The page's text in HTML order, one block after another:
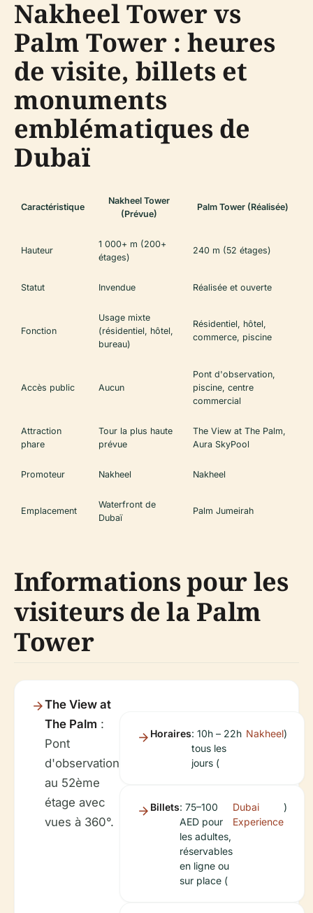
Nakheel Tower vs
Palm Tower : heures
de visite, billets et
monuments
emblématiques de
Dubaï
Caractéristique
Nakheel Tower
(Prévue)
Palm Tower (Réalisée)
Hauteur
1 000+ m (200+
étages)
240 m (52 étages)
Statut Invendue Réalisée et ouverte
Fonction
Usage mixte
(résidentiel, hôtel,
bureau)
Résidentiel, hôtel,
commerce, piscine
Accès public Aucun
Pont d'observation,
piscine, centre
commercial
Attraction
phare
Tour la plus haute
prévue
The View at The Palm,
Aura SkyPool
Promoteur Nakheel Nakheel
Emplacement
Waterfront de
Dubaï
Palm Jumeirah
Informations pour les
visiteurs de la Palm
Tower
The View at
The Palm :
Pont
d'observation
au 52ème
étage avec
vues à 360°.
Horaires: 10h – 22h
tous les
jours (
Nakheel)
Billets: 75–100
AED pour
les adultes,
réservables
en ligne ou
sur place (
Dubai
Experience
)